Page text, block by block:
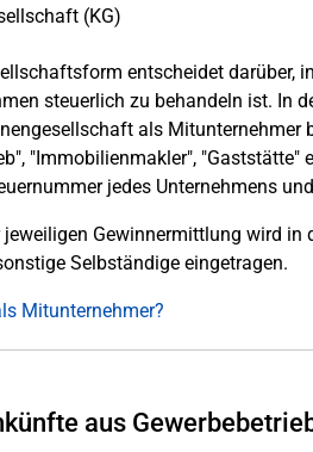
(KG)
entscheidet darüber,
steuerlich zu behandeln ist. In
als
"Immobilienmakler",
jedes Unternehmens
jeweiligen Gewinnermittlung wird in
Selbständige eingetragen.
Mitunternehmer?
aus